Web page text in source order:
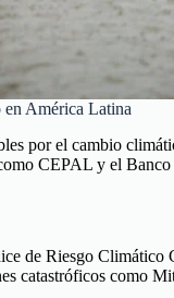
en América Latina
por el cambio
CEPAL y el
de Riesgo Climático
catastróficos como